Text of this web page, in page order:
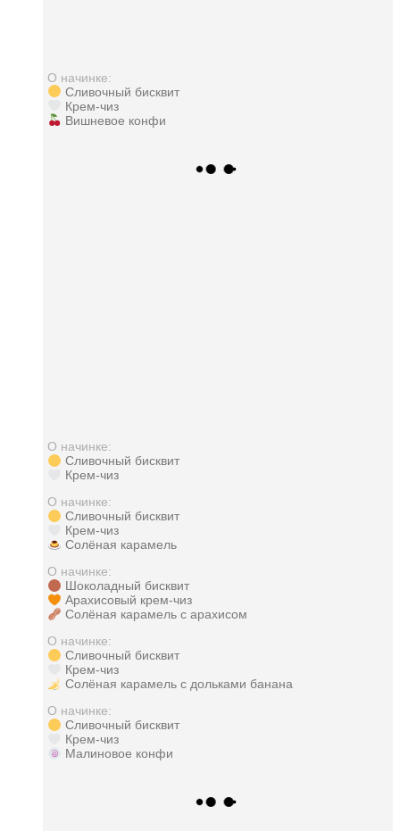
О начинке:
Сливочный бисквит
Крем-чиз
Вишневое конфи
О начинке:
Сливочный бисквит
Крем-чиз
О начинке:
Сливочный бисквит
Крем-чиз
Солёная карамель
О начинке:
Шоколадный бисквит
Арахисовый крем-чиз
Солёная карамель с арахисом
О начинке:
Сливочный бисквит
Крем-чиз
Солёная карамель с дольками банана
О начинке:
Сливочный бисквит
Крем-чиз
Малиновое конфи